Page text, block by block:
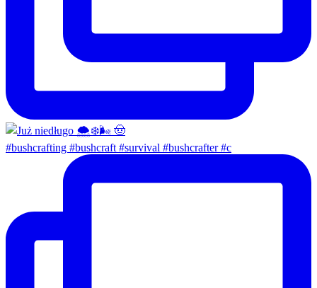
#bushcrafting #bushcraft #survival #bushcrafter #c